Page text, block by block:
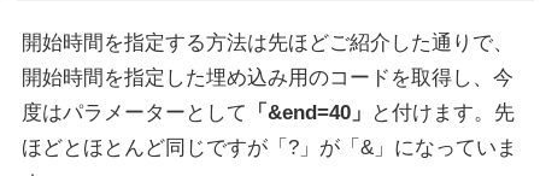
開始時間を指定する方法は先ほどご紹介した通りで、
開始時間を指定した埋め込み用のコードを取得し、今
度はパラメーターとして
「&end=40」
と付けます。先
ほどとほとんど同じですが「?」が「&」になっていま